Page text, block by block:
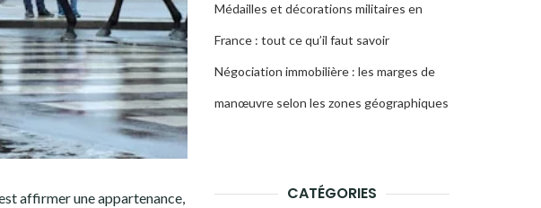
affirmer une appartenance,
Médailles et décorations militaires en
France : tout ce qu’il faut savoir
Négociation immobilière : les marges de
manœuvre selon les zones géographiques
CATÉGORIES